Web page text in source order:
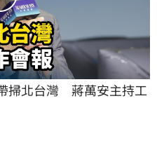
掃北台灣　蔣萬安主持工